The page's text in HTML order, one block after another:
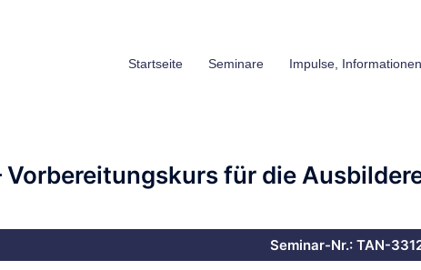
Startseite Seminare Impulse,
Vorbereitungskurs für die
Seminar-Nr.: TAN-